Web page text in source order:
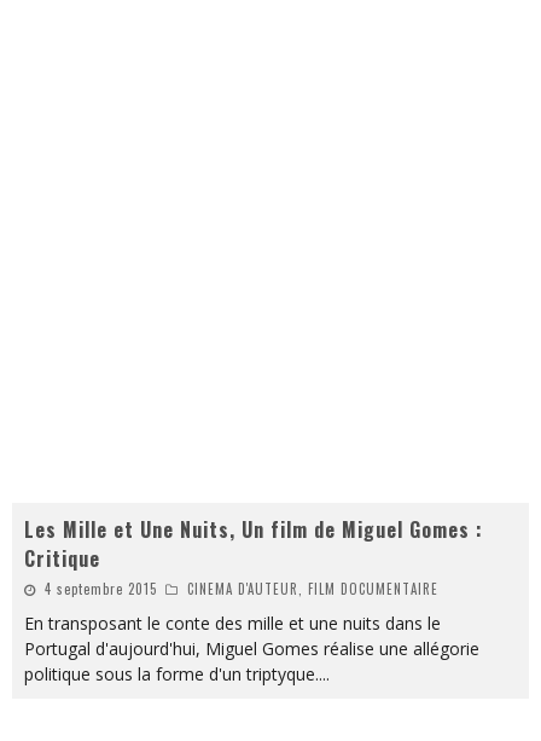
Les Mille et Une Nuits, Un film de Miguel Gomes :
Critique
4 septembre 2015 CINEMA D'AUTEUR, FILM DOCUMENTAIRE
En transposant le conte des mille et une nuits dans le
Portugal d'aujourd'hui, Miguel Gomes réalise une allégorie
politique sous la forme d'un triptyque....